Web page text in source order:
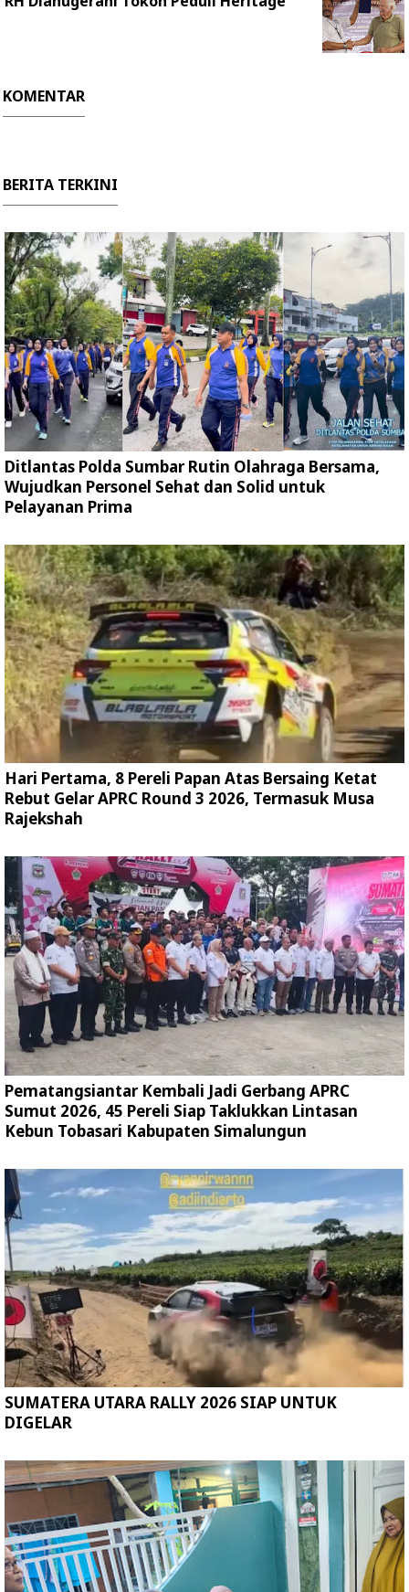
KOMENTAR
BERITA TERKINI
Ditlantas Polda Sumbar Rutin Olahraga Bersama,
Wujudkan Personel Sehat dan Solid untuk
Pelayanan Prima
Hari Pertama, 8 Pereli Papan Atas Bersaing Ketat
Rebut Gelar APRC Round 3 2026, Termasuk Musa
Rajekshah
Pematangsiantar Kembali Jadi Gerbang APRC
Sumut 2026, 45 Pereli Siap Taklukkan Lintasan
Kebun Tobasari Kabupaten Simalungun
SUMATERA UTARA RALLY 2026 SIAP UNTUK
DIGELAR